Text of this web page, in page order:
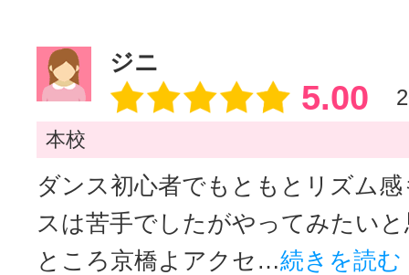
ジニ
5.00
本校
ダンス初心者でもともとリズム
スは苦手でしたがやってみたい
ところ京橋よアクセ…続きを読む